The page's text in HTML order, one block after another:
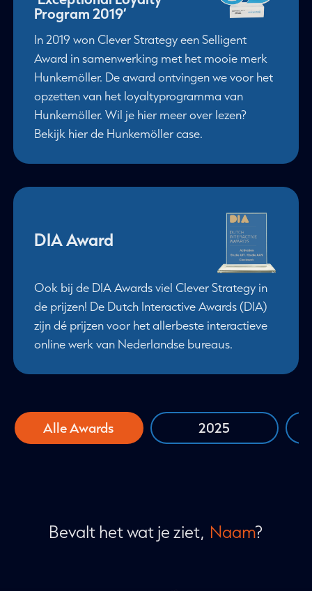
Alle Awards 2025
Program 2019’
In 2019 won Clever Strategy een Selligent
Award in samenwerking met het mooie merk
Hunkemöller. De award ontvingen we voor het
opzetten van het loyaltyprogramma van
Hunkemöller. Wil je hier meer over lezen?
Bekijk hier de Hunkemöller case.
DIA Award
Ook bij de DIA Awards viel Clever Strategy in
de prijzen! De Dutch Interactive Awards (DIA)
zijn dé prijzen voor het allerbeste interactieve
online werk van Nederlandse bureaus.
Bevalt het wat je ziet, Naam?